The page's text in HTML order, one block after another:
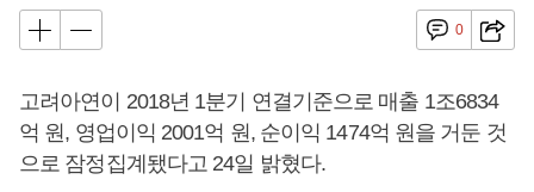
0
고려아연이 2018년 1분기 연결기준으로 매출 1조6834
억 원, 영업이익 2001억 원, 순이익 1474억 원을 거둔 것
으로 잠정집계됐다고 24일 밝혔다.